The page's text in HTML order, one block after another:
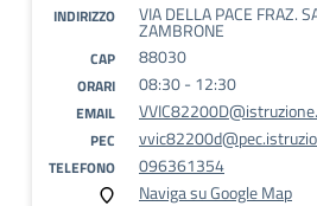
INDIRIZZO VIA DELLA PACE FRAZ.
ZAMBRONE
CAP 88030
ORARI 08:30 - 12:30
EMAIL
PEC
TELEFONO
096361354
Naviga su Google Map